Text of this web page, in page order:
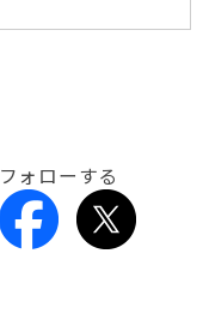
フォローする